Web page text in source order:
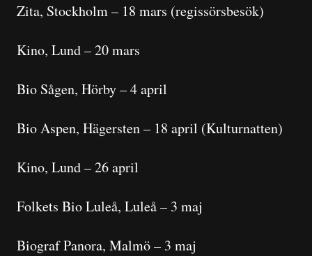
Zita, Stockholm – 18 mars (regissörsbesök)
Kino, Lund – 20 mars
Bio Sågen, Hörby – 4 april
Bio Aspen, Hägersten – 18 april (Kulturnatten)
Kino, Lund – 26 april
Folkets Bio Luleå, Luleå – 3 maj
Biograf Panora, Malmö – 3 maj